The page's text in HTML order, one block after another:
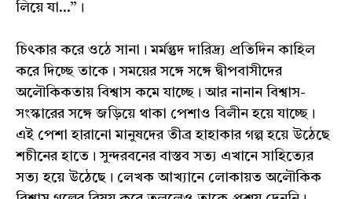
লিয়ে যা...”।
চিৎকার করে ওঠে সানা। মর্মন্তুদ দারিদ্র্য প্রতিদিন কাহিল
করে দিচ্ছে তাকে। সময়ের সঙ্গে সঙ্গে দ্বীপবাসীদের
অলৌকিকতায় বিশ্বাস কমে যাচ্ছে। আর নানান বিশ্বাস-
সংস্কারের সঙ্গে জড়িয়ে থাকা পেশাও বিলীন হয়ে যাচ্ছে।
এই পেশা হারানো মানুষদের তীব্র হাহাকার গল্প হয়ে উঠেছে
শচীনের হাতে। সুন্দরবনের বাস্তব সত্য এখানে সাহিত্যের
সত্য হয়ে উঠেছে। লেখক আখ্যানে লোকায়ত অলৌকিক